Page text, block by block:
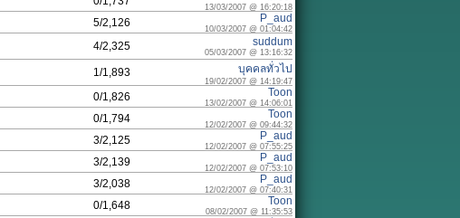
13/03/2007 @ 16:20:18
5/2,126 P_aud
10/03/2007 @ 01:04:42
4/2,325 suddum
05/03/2007 @ 13:16:32
1/1,893 บุคคลทั่วไป
19/02/2007 @ 14:19:47
0/1,826 Toon
13/02/2007 @ 14:06:01
0/1,794 Toon
12/02/2007 @ 09:44:32
3/2,125 P_aud
12/02/2007 @ 07:55:25
3/2,139 P_aud
12/02/2007 @ 07:53:10
3/2,038 P_aud
12/02/2007 @ 07:40:31
0/1,648 Toon
08/02/2007 @ 11:35:53